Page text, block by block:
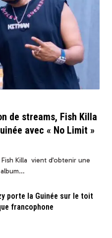
de streams, Fish Killa
avec « No Limit »
Killa vient d’obtenir une
porte la Guinée sur le toit
francophone